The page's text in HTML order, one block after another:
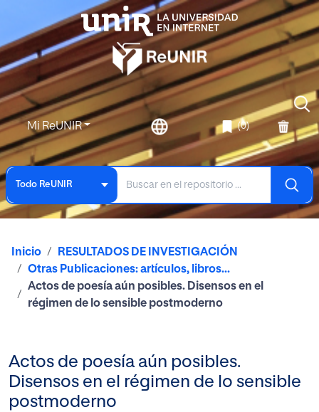
Mi ReUNIR (0)
Todo ReUNIR
Inicio
RESULTADOS DE INVESTIGACIÓN
Otras Publicaciones: artículos, libros...
Actos de poesía aún posibles. Disensos en el
régimen de lo sensible postmoderno
Actos de poesía aún posibles.
Disensos en el régimen de lo sensible
postmoderno